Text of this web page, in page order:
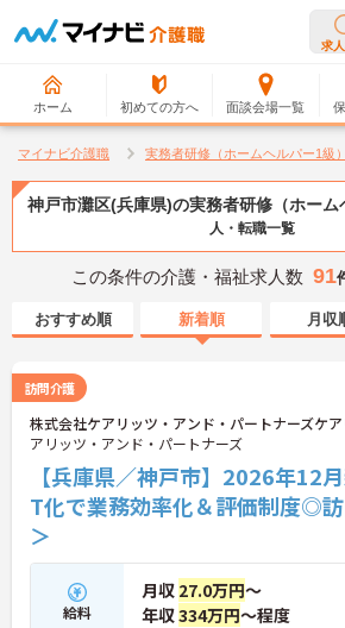
求
ホーム 初めての方へ 面談会場一覧
マイナビ介護職 実務者研修（ホームヘルパー1級）
神戸市灘区(兵庫県)の実務者研修（ホーム
人・転職一覧
この条件の介護・福祉求人数 91
おすすめ順 新着順 月収
訪問介護
株式会社ケアリッツ・アンド・パートナーズケ
アリッツ・アンド・パートナーズ
【兵庫県／神戸市】2026年12
T化で業務効率化＆評価制度◎
＞
給料
月収 27.0万円～
年収334万円～程度